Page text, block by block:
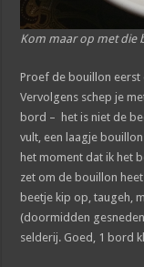
Kom maar op met die
Proef de bouillon eerst
Vervolgens schep je
bord – het is niet de
vult, een laagje
het moment dat ik het
zet om de bouillon
beetje kip op, taugeh,
(doormidden
selderij. Goed, 1 bord